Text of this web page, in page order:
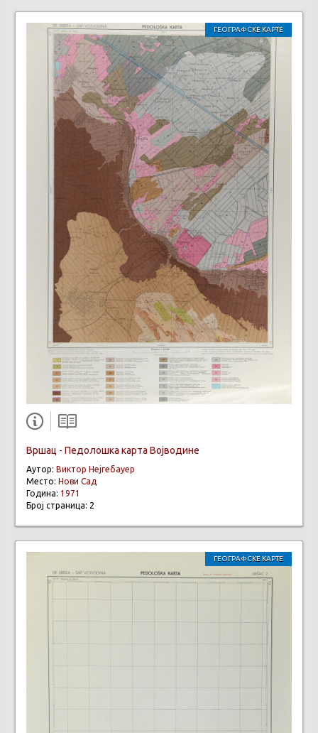
ГЕОГРАФСКЕ КАРТЕ
Вршац - Педолошка карта Војводине
Аутор: Виктор Нејгебауер
Место: Нови Сад
Година: 1971
Број страница: 2
ГЕОГРАФСКЕ КАРТЕ